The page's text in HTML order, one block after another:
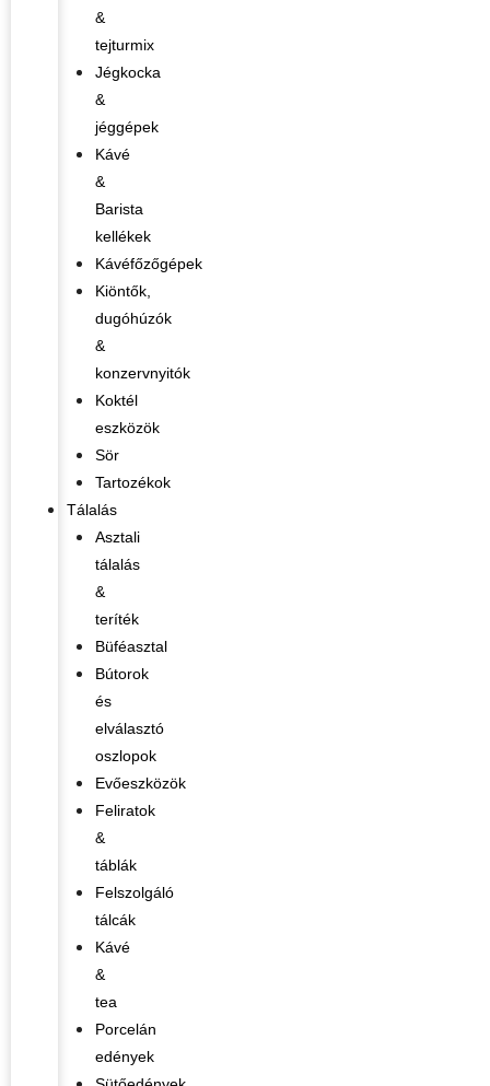
&
tejturmix
Jégkocka
&
jéggépek
Kávé
&
Barista
kellékek
Kávéfőzőgépek
Kiöntők,
dugóhúzók
&
konzervnyitók
Koktél
eszközök
Sör
Tartozékok
Tálalás
Asztali
tálalás
&
teríték
Büféasztal
Bútorok
és
elválasztó
oszlopok
Evőeszközök
Feliratok
&
táblák
Felszolgáló
tálcák
Kávé
&
tea
Porcelán
edények